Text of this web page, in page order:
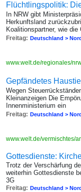
Flüchtlingspolitik:
In NRW gibt
Herkunftsland
Koalitionspartner, wie
Freitag: Deutschland >
www.welt.de/regionales/
Gepfändetes
Wegen
Kleinanzeigen Die
Innenministerium ein
Freitag: Deutschland >
www.welt.de/vermischtes/
Gottesdienste:
Trotz der Verschärfung
weiterhin Gottesdienste
3G
Freitag: Deutschland >